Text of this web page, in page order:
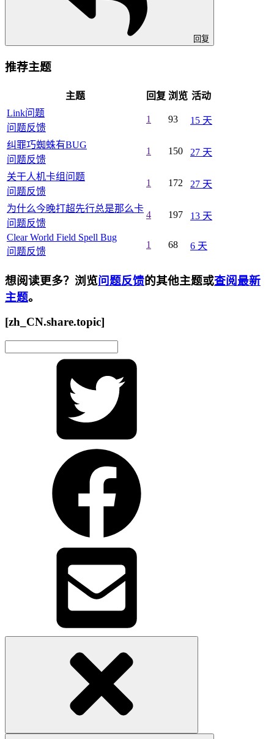
回复
推荐主题
主题 回复 浏览 活动
Link问题
问题反馈
1 93 15 天
纠罪巧蜘蛛有BUG
问题反馈
1 150 27 天
关干人机卡组问题
问题反馈
1 172 27 天
为什么今晚打超先行总是那么卡
问题反馈
4 197 13 天
Clear World Field Spell Bug
问题反馈
1 68 6 天
想阅读更多？浏览问题反馈的其他主题或查阅最新
主题。
[zh_CN.share.topic]